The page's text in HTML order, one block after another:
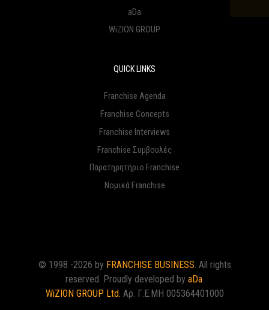
aDa
WiZION GROUP
QUICK LINKS
Franchise Agenda
Franchise Concepts
Franchise Interviews
Franchise Συμβουλές
Παρατηρητήριο Franchise
Νομικά Franchise
© 1998 -2026 by FRANCHISE BUSINESS. All rights
reserved. Proudly developed by aDa.
WiZION GROUP Ltd. Αρ. Γ.Ε.ΜΗ 005364401000